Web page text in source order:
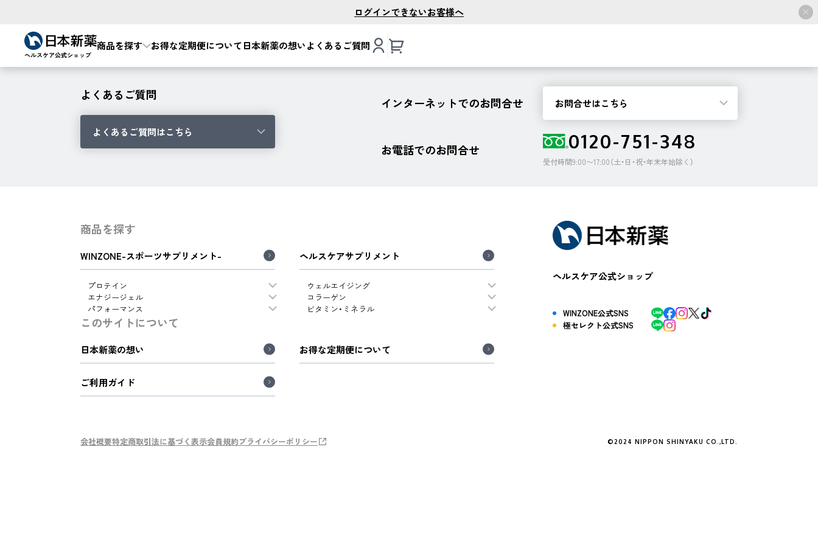
ログインできないお客様へ
商品を探す お得な定期便について日本新薬の想いよくあるご質問
よくあるご質問
よくあるご質問はこちら
インターネットでのお問合せ お問合せはこちら
お電話でのお問合せ 0120-751-348
受付時間9:00〜17:00（土・日・祝・年末年始除く）
商品を探す
WINZONE-スポーツサプリメント-
プロテイン
エナジージェル
パフォーマンス
ヘルスケアサプリメント
ウェルエイジング
コラーゲン
ビタミン・ミネラル
このサイトについて
日本新薬の想い お得な定期便について
ご利用ガイド
ヘルスケア公式ショップ
WINZONE公式SNS
極セレクト公式SNS
会社概要特定商取引法に基づく表示会員規約プライバシーポリシー ©2024 NIPPON SHINYAKU CO.,LTD.